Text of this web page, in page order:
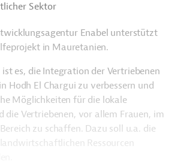
Sektor
Enabel unterstützt
in Mauretanien.
ist es, die Integration der Vertriebenen
Hodh El Chargui zu verbessern und
Möglichkeiten für die lokale
die Vertriebenen, vor allem Frauen, im
zu schaffen. Dazu soll u.a. die
Ressourcen